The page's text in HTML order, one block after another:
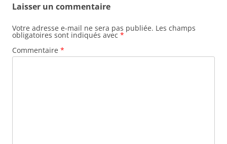
Laisser un commentaire
Votre adresse e-mail ne sera pas publiée. Les champs
obligatoires sont indiqués avec *
Commentaire *